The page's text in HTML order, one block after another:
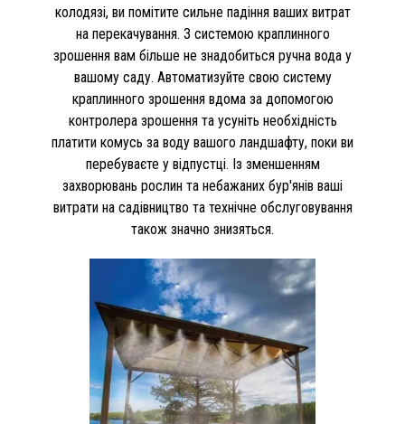
колодязі, ви помітите сильне падіння ваших витрат
на перекачування. З системою краплинного
зрошення вам більше не знадобиться ручна вода у
вашому саду. Автоматизуйте свою систему
краплинного зрошення вдома за допомогою
контролера зрошення та усуніть необхідність
платити комусь за воду вашого ландшафту, поки ви
перебуваєте у відпустці. Із зменшенням
захворювань рослин та небажаних бур'янів ваші
витрати на садівництво та технічне обслуговування
також значно знизяться.